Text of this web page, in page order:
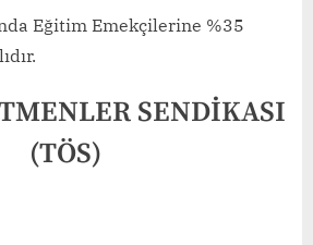
Eğitim Emekçilerine %35
SENDİKASI
(TÖS)